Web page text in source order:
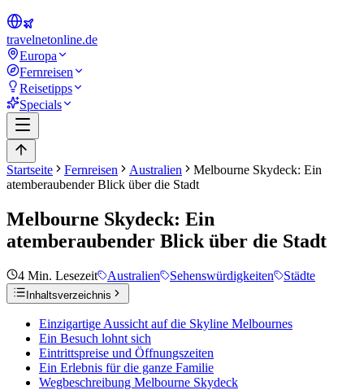
travelnetonline.de
Europa
Fernreisen
Reisetipps
Specials
Startseite Fernreisen Australien
Melbourne Skydeck: Ein
atemberaubender Blick über die Stadt
Melbourne Skydeck: Ein
atemberaubender Blick über die Stadt
4 Min. Lesezeit Australien Sehenswürdigkeiten Städte
Inhaltsverzeichnis
Einzigartige Aussicht auf die Skyline Melbournes
Ein Besuch lohnt sich
Eintrittspreise und Öffnungszeiten
Ein Erlebnis für die ganze Familie
Wegbeschreibung Melbourne Skydeck